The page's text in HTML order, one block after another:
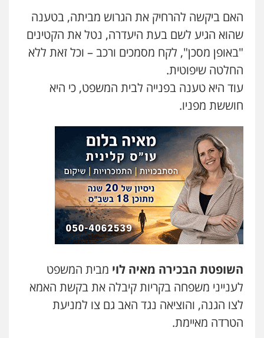
0507368203
עו"ד לימור רוט חזן
פלילי
0523407232
פלילי פשיעה חמורה עורכי דין לענייני
אסירים צבאי
0546364651
אייל בן שושן, עורך דין פלילי
פלילי מעצרים וחקירות פשיעה חמורה
נוער רישום פלילי
0522763105
פלילי פשיעה כלכלית תעבורה
0505643689
עו"ד יצחק איצקוביץ'
האם ביקשה להרחיק את הגרוש מביתה, בטענה
שהוא הגיע לשם בעת היעדרה, נטל את הקטינים
"באופן מסכן", לקח מסמכים ורכב – וכל זאת ללא
החלטה שיפוטית.
עוד היא טענה בפנייה לבית המשפט, כי היא
חוששת מפניו.
השופטת הבכירה מאיה לוי מבית המשפט
לענייני משפחה בקריות קיבלה את בקשת האמא
לצו הגנה, והוציאה נגד האב גם צו למניעת
הטרדה מאיימת.